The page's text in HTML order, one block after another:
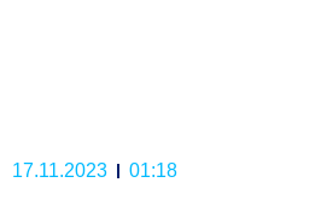
17.11.2023 01:18